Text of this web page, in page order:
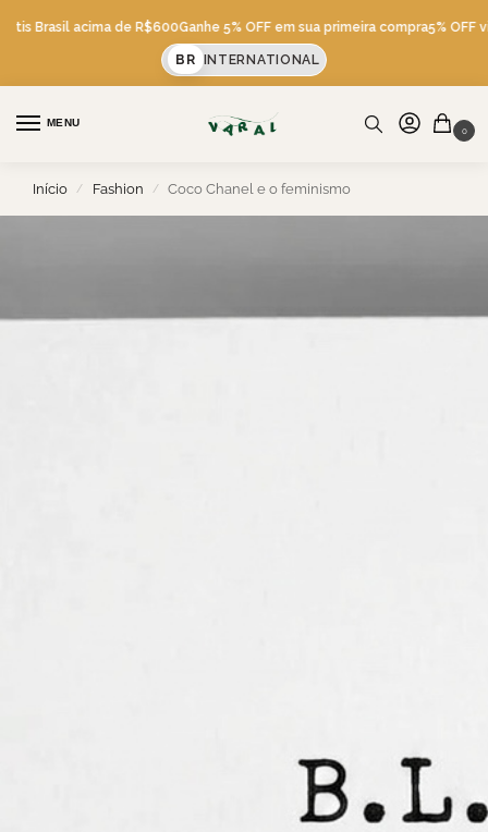
Brasil acima de R$600Ganhe 5% OFF em sua primeira compra5% OFF
BR INTERNATIONAL
MENU
0
Início / Fashion / Coco Chanel e o feminismo